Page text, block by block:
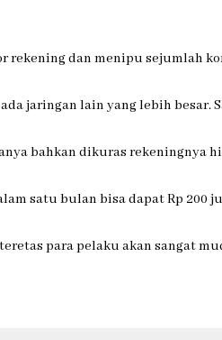
rekening dan menipu sejumlah
jaringan lain yang lebih besar.
bahkan dikuras rekeningnya
satu bulan bisa dapat Rp 200
para pelaku akan sangat